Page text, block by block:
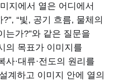
지에서 열은 어디에서
“빛, 공기 흐름, 물체의
는가?”와 같은 질문을
의 목표가 이미지를
사·대류·전도의 원리를
계하고 이미지 안에 열의